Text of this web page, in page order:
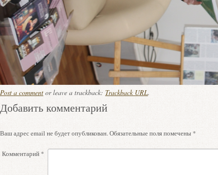
Post a comment or leave a trackback: Trackback URL.
Добавить комментарий
Ваш адрес email не будет опубликован.Обязательные поля помечены *
Комментарий *